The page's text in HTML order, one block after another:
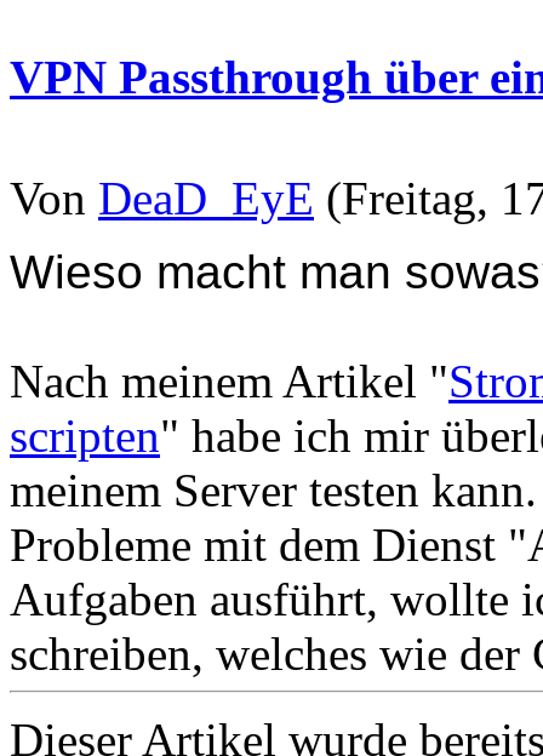
VPN Passthrough über
Von DeaD_EyE (Freitag,
Wieso macht man
Nach meinem Artikel "
scripten" habe ich mir
meinem Server testen
Probleme mit dem Dienst
Aufgaben ausführt, wollte
schreiben, welches wie
Dieser Artikel wurde